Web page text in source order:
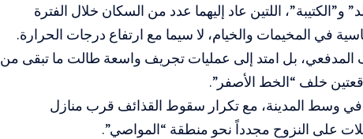
و”الكتيبة”، اللتين عاد إليهما عدد من السكان خلال الفترة
في المخيمات والخيام، لا سيما مع ارتفاع درجات الحرارة.
بل امتد إلى عمليات تجريف واسعة طالت ما تبقى من
خلف “الخط الأصفر”.
في وسط المدينة، مع تكرار سقوط القذائف قرب منازل
على النزوح مجدداً نحو منطقة “المواصي”.